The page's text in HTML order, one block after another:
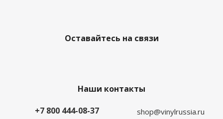
Оставайтесь на связи
Наши контакты
+7 800 444-08-37
shop@vinylrussia.ru